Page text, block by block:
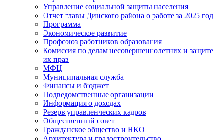
Управление социальной защиты населения
Отчет главы Динского района о работе за 2025 год
Программа
Экономическое развитие
Профсоюз работников образования
Комиссия по делам несовершеннолетних и защите
их прав
МФЦ
Муниципальная служба
Финансы и бюджет
Подведомственные организации
Информация о доходах
Резерв управленческих кадров
Общественный совет
Гражданское общество и НКО
Архитектура и градостроительство